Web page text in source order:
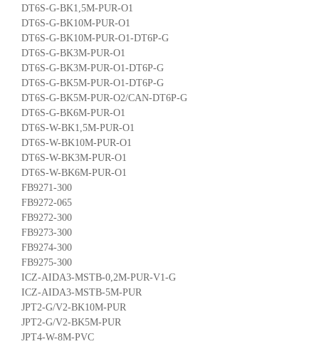
DT6S-G-BK1,5M-PUR-O1
DT6S-G-BK10M-PUR-O1
DT6S-G-BK10M-PUR-O1-DT6P-G
DT6S-G-BK3M-PUR-O1
DT6S-G-BK3M-PUR-O1-DT6P-G
DT6S-G-BK5M-PUR-O1-DT6P-G
DT6S-G-BK5M-PUR-O2/CAN-DT6P-G
DT6S-G-BK6M-PUR-O1
DT6S-W-BK1,5M-PUR-O1
DT6S-W-BK10M-PUR-O1
DT6S-W-BK3M-PUR-O1
DT6S-W-BK6M-PUR-O1
FB9271-300
FB9272-065
FB9272-300
FB9273-300
FB9274-300
FB9275-300
ICZ-AIDA3-MSTB-0,2M-PUR-V1-G
ICZ-AIDA3-MSTB-5M-PUR
JPT2-G/V2-BK10M-PUR
JPT2-G/V2-BK5M-PUR
JPT4-W-8M-PVC